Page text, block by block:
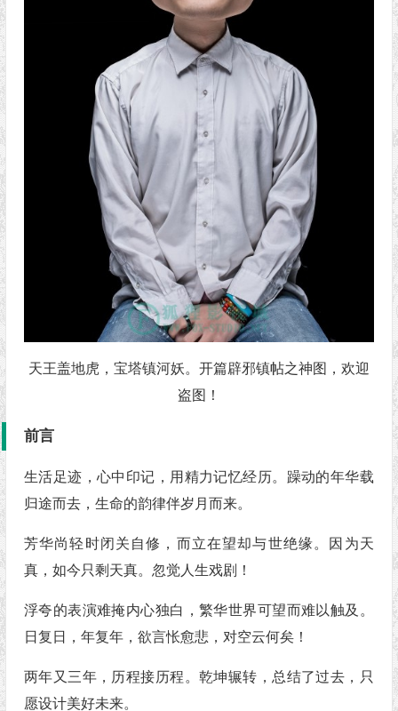
天王盖地虎，宝塔镇河妖。开篇辟邪镇帖之神图，欢迎
盗图！
前言
生活足迹，心中印记，用精力记忆经历。躁动的年华载
归途而去，生命的韵律伴岁月而来。
芳华尚轻时闭关自修，而立在望却与世绝缘。因为天
真，如今只剩天真。忽觉人生戏剧！
浮夸的表演难掩内心独白，繁华世界可望而难以触及。
日复日，年复年，欲言怅愈悲，对空云何矣！
两年又三年，历程接历程。乾坤辗转，总结了过去，只
愿设计美好未来。